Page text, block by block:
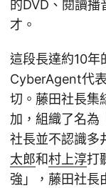
的DVD、閱讀播
才。
這段長達約10
CyberAgent代
切。藤田社長集
加，組織了名為
社長並不認識多
太郎和村上淳打
強」，藤田社長